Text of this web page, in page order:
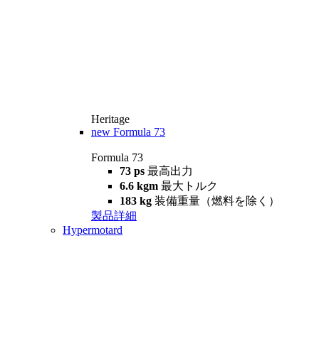
Heritage
new Formula 73
Formula 73
73 ps 最高出力
6.6 kgm 最大トルク
183 kg 装備重量（燃料を除く）
製品詳細
Hypermotard